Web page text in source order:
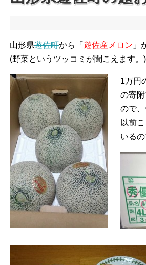
山形県遊佐町から「 遊佐産メロン 」
(野菜というツッコミが聞こえます。)
1万円
の寄
ので、
以前
いる